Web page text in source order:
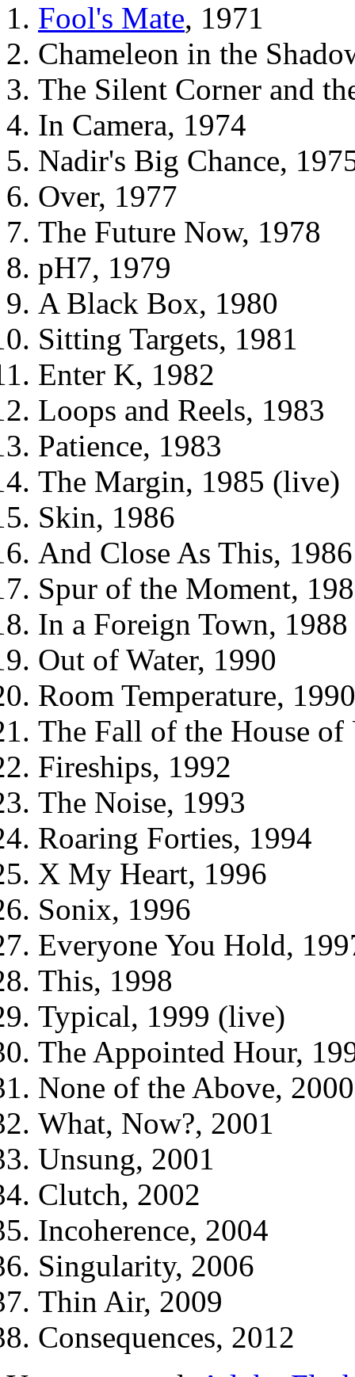
Fool's Mate, 1971
Chameleon in the
The Silent Corner and
In Camera, 1974
Nadir's Big Chance,
Over, 1977
The Future Now, 1978
pH7, 1979
A Black Box, 1980
Sitting Targets, 1981
Enter K, 1982
Loops and Reels, 1983
Patience, 1983
The Margin, 1985 (live)
Skin, 1986
And Close As This, 1986
Spur of the Moment,
In a Foreign Town, 1988
Out of Water, 1990
Room Temperature,
The Fall of the House of
Fireships, 1992
The Noise, 1993
Roaring Forties, 1994
X My Heart, 1996
Sonix, 1996
Everyone You Hold,
This, 1998
Typical, 1999 (live)
The Appointed Hour,
None of the Above, 2000
What, Now?, 2001
Unsung, 2001
Clutch, 2002
Incoherence, 2004
Singularity, 2006
Thin Air, 2009
Consequences, 2012